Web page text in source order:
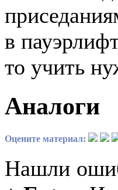
в
то учить
Аналоги
Оцените материал:
Нашли